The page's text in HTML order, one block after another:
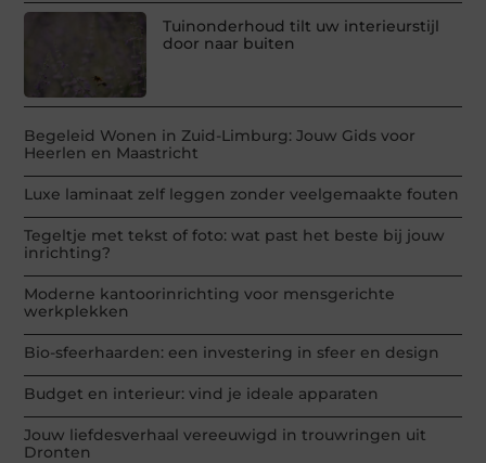
Tuinonderhoud tilt uw interieurstijl
door naar buiten
Begeleid Wonen in Zuid-Limburg: Jouw Gids voor
Heerlen en Maastricht
Luxe laminaat zelf leggen zonder veelgemaakte fouten
Tegeltje met tekst of foto: wat past het beste bij jouw
inrichting?
Moderne kantoorinrichting voor mensgerichte
werkplekken
Bio-sfeerhaarden: een investering in sfeer en design
Budget en interieur: vind je ideale apparaten
Jouw liefdesverhaal vereeuwigd in trouwringen uit
Dronten